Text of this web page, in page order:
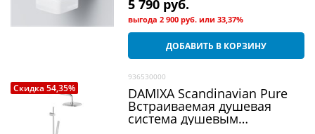
5 790 руб.
выгода2 900 руб. или33,37%
ДОБАВИТЬ В КОРЗИНУ
Скидка 54,35%
936530000
DAMIXA Scandinavian Pure
Встраиваемая душевая
система душевым